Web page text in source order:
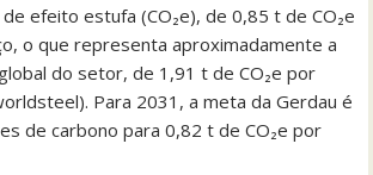
efeito estufa (CO₂e), de 0,85 t de CO₂e
o que representa aproximadamente a
do setor, de 1,91 t de CO₂e por
Para 2031, a meta da Gerdau é
de carbono para 0,82 t de CO₂e por